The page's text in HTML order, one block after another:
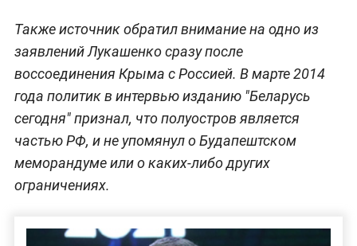
Также источник обратил внимание на одно из
заявлений Лукашенко сразу после
воссоединения Крыма с Россией. В марте 2014
года политик в интервью изданию "Беларусь
сегодня" признал, что полуостров является
частью РФ, и не упомянул о Будапештском
меморандуме или о каких-либо других
ограничениях.